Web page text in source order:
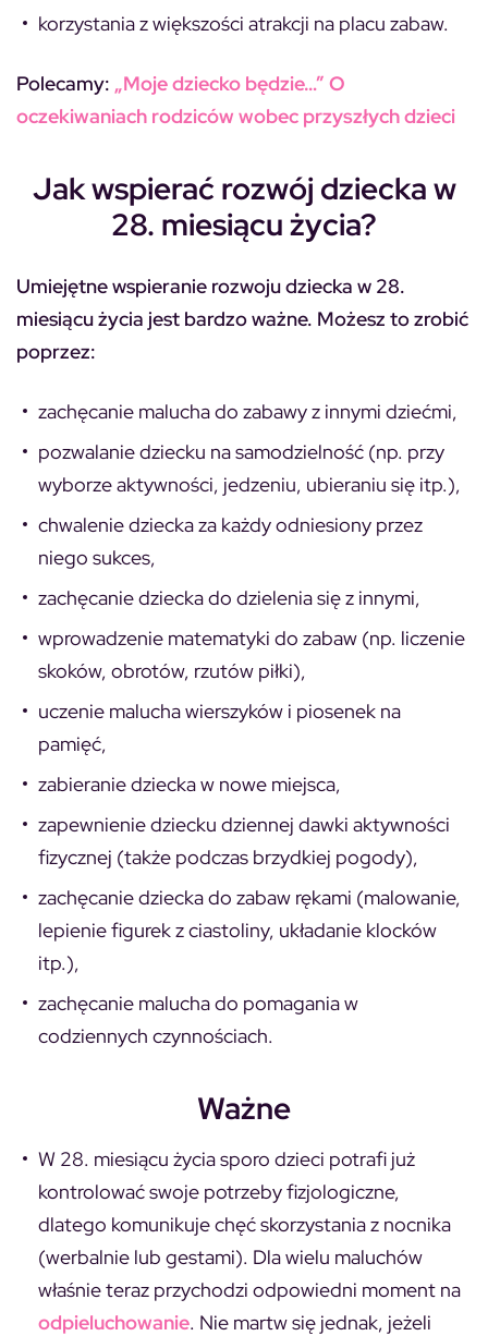
korzystania z większości atrakcji na placu zabaw.
Polecamy: „Moje dziecko będzie…” O
oczekiwaniach rodziców wobec przyszłych dzieci
Jak wspierać rozwój dziecka w
28. miesiącu życia?
Umiejętne wspieranie rozwoju dziecka w 28.
miesiącu życia jest bardzo ważne. Możesz to zrobić
poprzez:
zachęcanie malucha do zabawy z innymi dziećmi,
pozwalanie dziecku na samodzielność (np. przy
wyborze aktywności, jedzeniu, ubieraniu się itp.),
chwalenie dziecka za każdy odniesiony przez
niego sukces,
zachęcanie dziecka do dzielenia się z innymi,
wprowadzenie matematyki do zabaw (np. liczenie
skoków, obrotów, rzutów piłki),
uczenie malucha wierszyków i piosenek na
pamięć,
zabieranie dziecka w nowe miejsca,
zapewnienie dziecku dziennej dawki aktywności
fizycznej (także podczas brzydkiej pogody),
zachęcanie dziecka do zabaw rękami (malowanie,
lepienie figurek z ciastoliny, układanie klocków
itp.),
zachęcanie malucha do pomagania w
codziennych czynnościach.
Ważne
W 28. miesiącu życia sporo dzieci potrafi już
kontrolować swoje potrzeby fizjologiczne,
dlatego komunikuje chęć skorzystania z nocnika
(werbalnie lub gestami). Dla wielu maluchów
właśnie teraz przychodzi odpowiedni moment na
odpieluchowanie. Nie martw się jednak, jeżeli